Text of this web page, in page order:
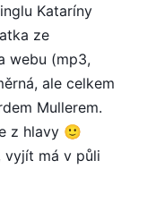
Kataríny
ze
webu (mp3,
ale celkem
Mullerem.
z hlavy 🙂
vyjít má v půli